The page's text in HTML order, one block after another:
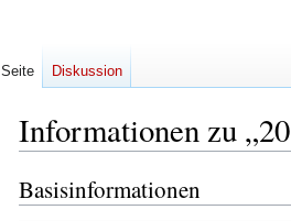
Informationen zu
Zur
Navigation
Zur
Suche
Basisinformationen
Seite Diskussion